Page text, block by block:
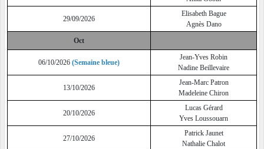
29/09/2026
Elisabeth Bague
Agnès Dano
Oct
06/10/2026 (Semaine bleue)
Jean-Yves Robin
Nadine Beillevaire
13/10/2026
Jean-Marc Patron
Madeleine Chiron
20/10/2026
Lucas Gérard
Yves Loussouarn
27/10/2026
Patrick Jaunet
Nathalie Chalot